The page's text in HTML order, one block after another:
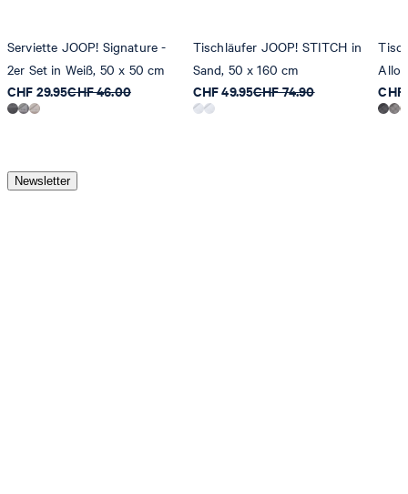
Serviette JOOP! Signature -
2er Set in Weiß, 50 x 50 cm
CHF 29.95CHF 46.00
Tischläufer JOOP! STITCH in
Sand, 50 x 160 cm
CHF 49.95CHF 74.90
CHF
Newsletter